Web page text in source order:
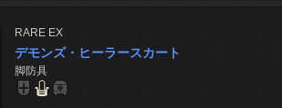
RARE EX
デモンズ・ヒーラースカート
脚防具